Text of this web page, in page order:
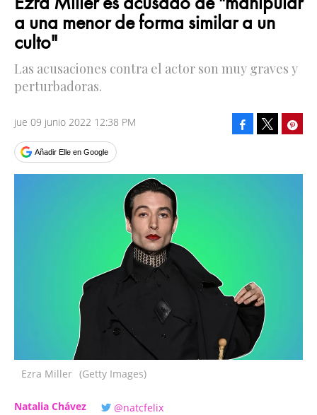
a una menor de forma similar a un
culto"
Las acusaciones contra el actor son muy graves y
perturbadoras.
jue 09 junio 2022 12:38 PM
Añadir Elle en Google
Facebook
Ezra Miller (Getty Images)
Natalia Chávez @natcfelix